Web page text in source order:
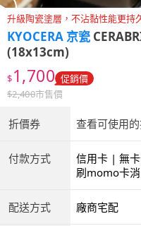
升級陶瓷塗層，不沾黏性能更持
KYOCERA 京瓷
(18x13cm)
$1,700 促銷價
$2,400市售價
折價券 查看可使用
付款方式
信用卡 | 無
商付款 |
刷momo卡消
配送方式 廠商宅配